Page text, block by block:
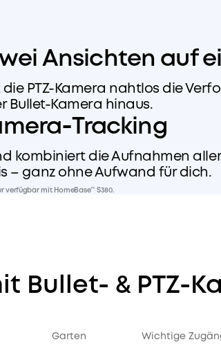
Ansichten auf
PTZ-Kamera nahtlos die
Bullet-Kamera hinaus.
kombiniert die Aufnahmen
– ganz ohne Aufwand für dich.
verfügbar mit HomeBase™ S380.
Bullet- & PTZ-
Garten Wichtige